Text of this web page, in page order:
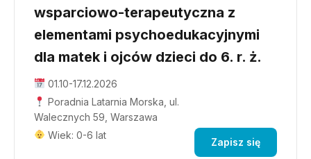
wsparciowo-terapeutyczna z
elementami psychoedukacyjnymi
dla matek i ojców dzieci do 6. r. ż.
01.10-17.12.2026
Poradnia Latarnia Morska, ul.
Walecznych 59, Warszawa
Wiek: 0-6 lat
Zapisz się